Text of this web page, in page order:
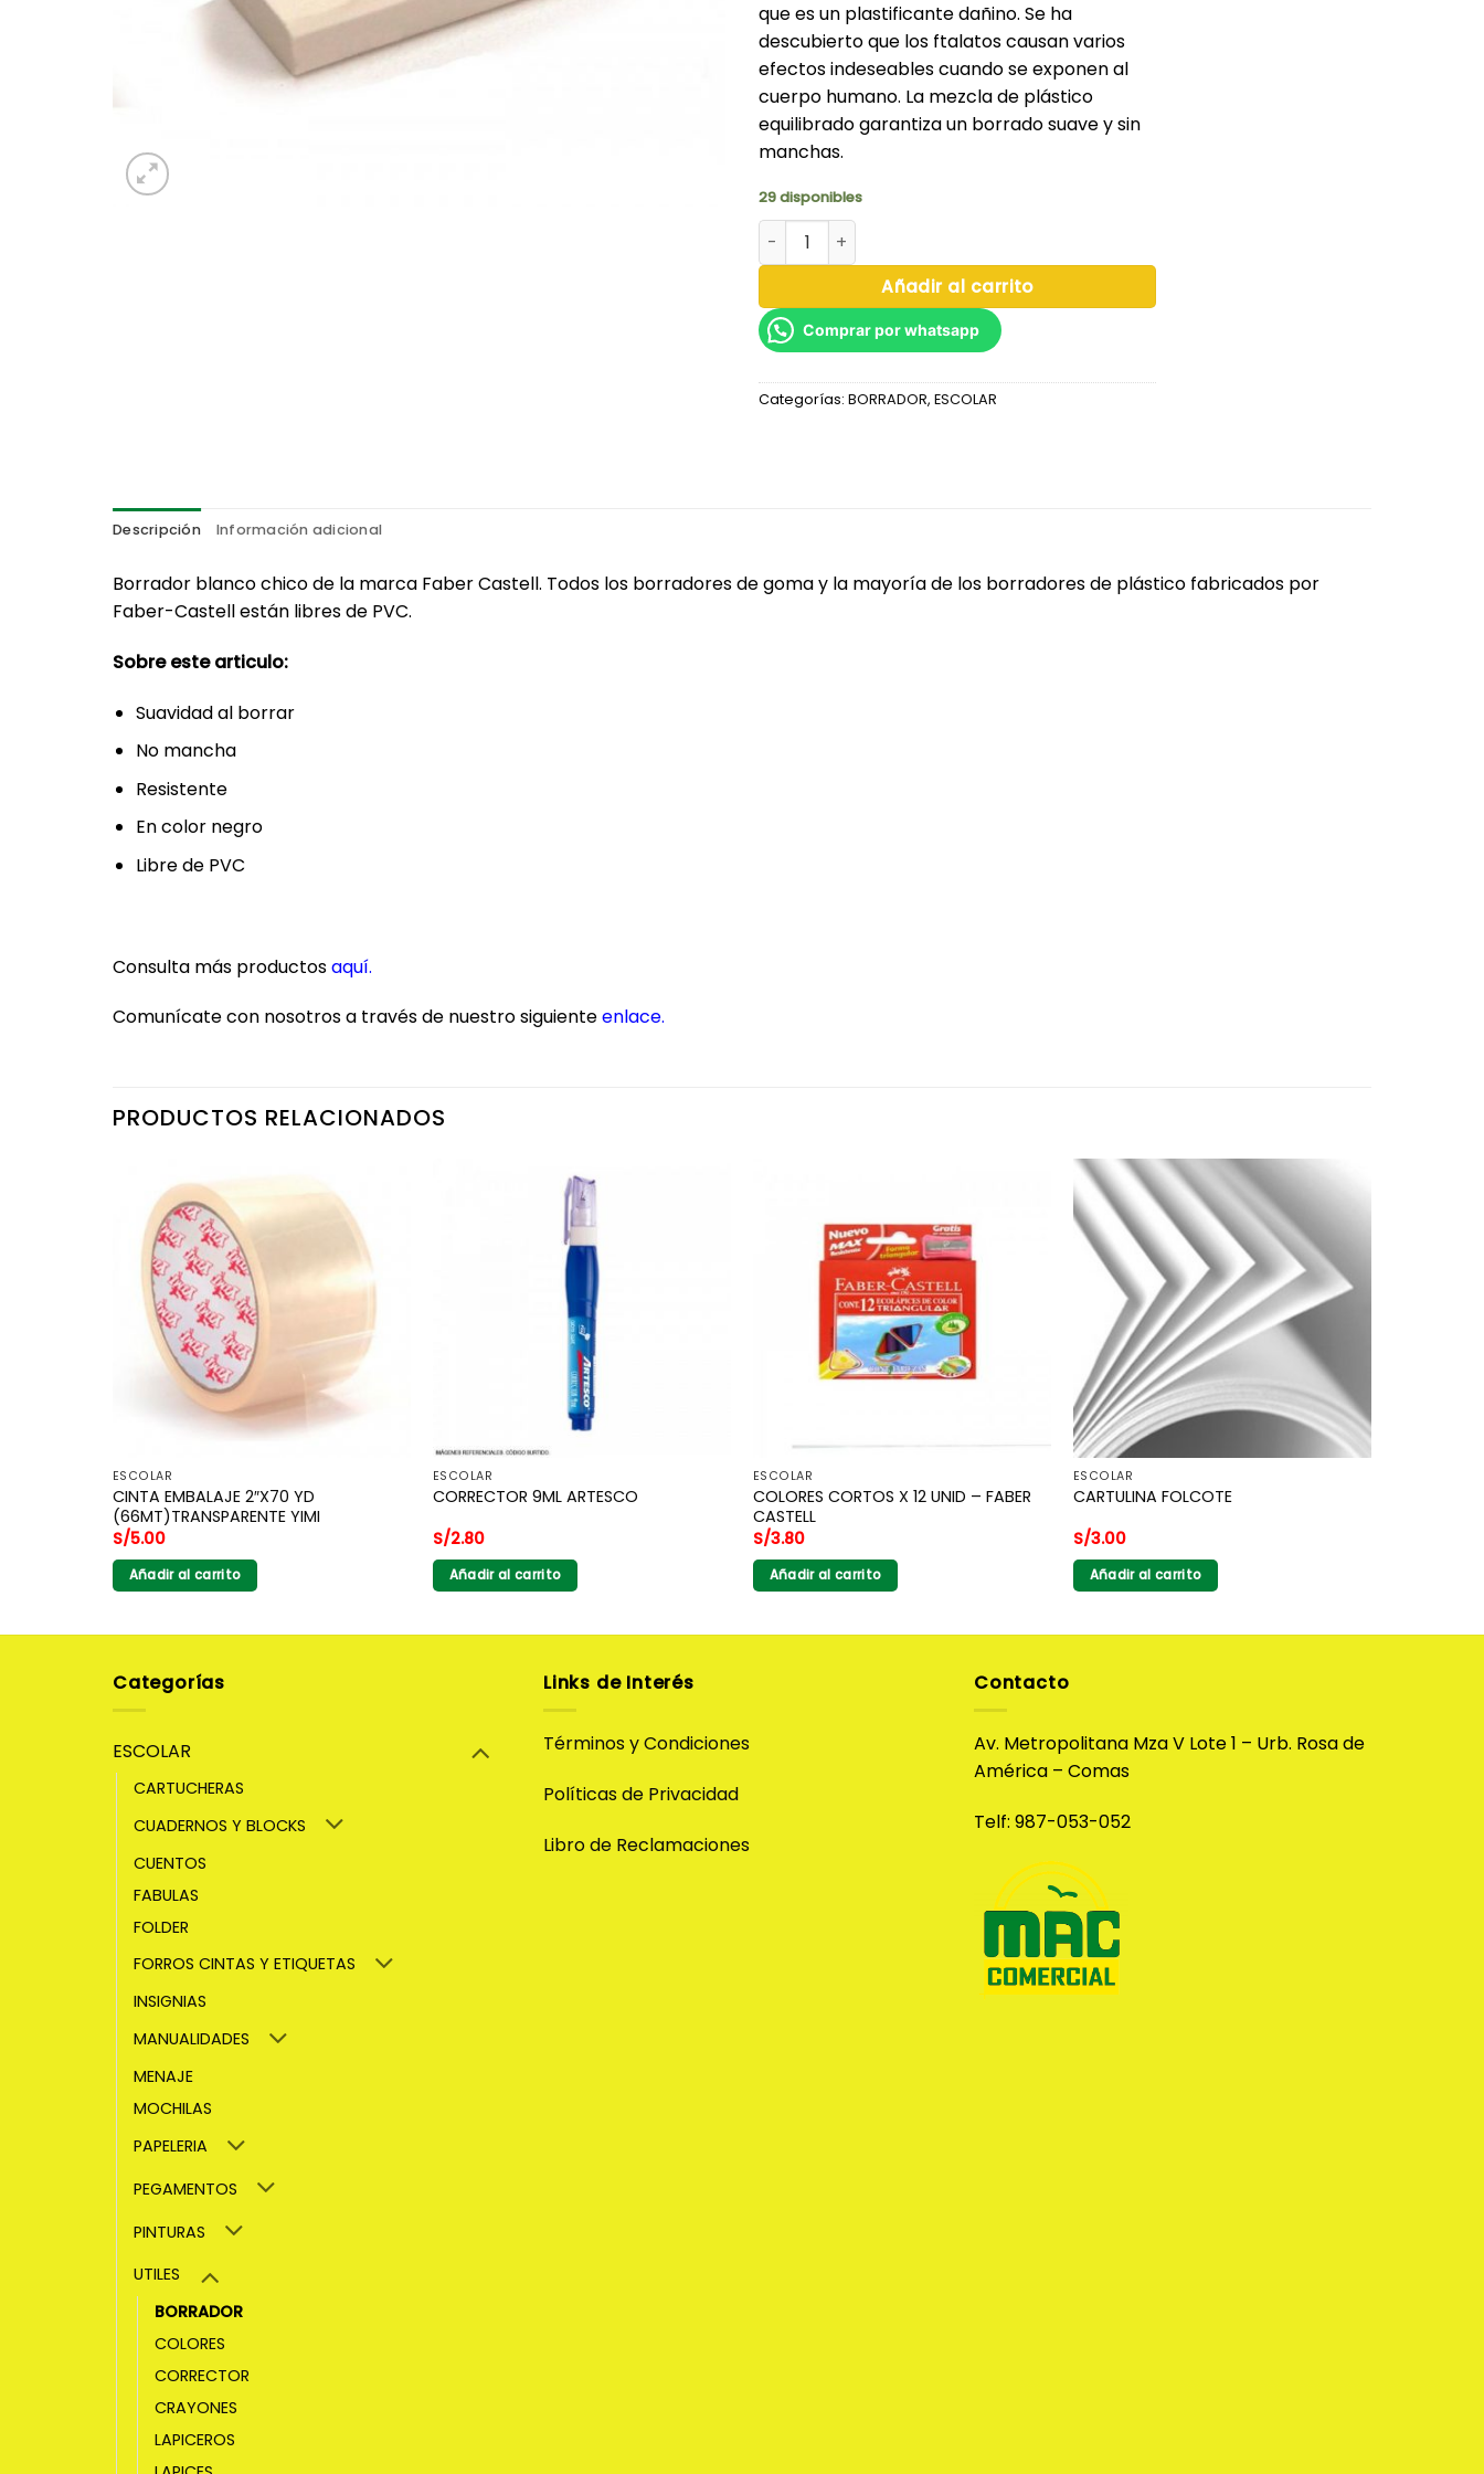
que es un plastificante dañino. Se ha
descubierto que los ftalatos causan varios
efectos indeseables cuando se exponen al
cuerpo humano. La mezcla de plástico
equilibrado garantiza un borrado suave y sin
manchas.
29 disponibles
BORRADOR BLANCO CHICO - FABER CASTELL cantidad
Añadir al carrito
Comprar por whatsapp
Categorías: BORRADOR, ESCOLAR
Descripción Información adicional
Borrador blanco chico de la marca Faber Castell. Todos los borradores de goma y la mayoría de los borradores de plástico fabricados por
Faber-Castell están libres de PVC.
Sobre este articulo:
Suavidad al borrar
No mancha
Resistente
En color negro
Libre de PVC
Consulta más productosaquí.
Comunícate con nosotros a través de nuestro siguienteenlace.
PRODUCTOS RELACIONADOS
ESCOLAR
CINTA EMBALAJE 2″X70 YD
(66MT)TRANSPARENTE YIMI
S/5.00
Añadir al carrito
ESCOLAR
CORRECTOR 9ML ARTESCO
S/2.80
Añadir al carrito
ESCOLAR
COLORES CORTOS X 12 UNID – FABER
CASTELL
S/3.80
Añadir al carrito
ESCOLAR
CARTULINA FOLCOTE
S/3.00
Añadir al carrito
Categorías
ESCOLAR
CARTUCHERAS
CUADERNOS Y BLOCKS
CUENTOS
FABULAS
FOLDER
FORROS CINTAS Y ETIQUETAS
INSIGNIAS
MANUALIDADES
MENAJE
MOCHILAS
PAPELERIA
PEGAMENTOS
PINTURAS
UTILES
BORRADOR
COLORES
CORRECTOR
CRAYONES
LAPICEROS
Links de Interés
Términos y Condiciones
Políticas de Privacidad
Libro de Reclamaciones
Contacto
Av. Metropolitana Mza V Lote 1 – Urb. Rosa de
América – Comas
Telf: 987-053-052